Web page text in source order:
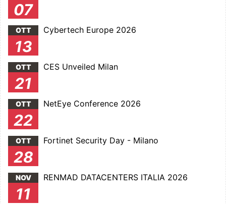
07
OTT
13
Cybertech Europe 2026
OTT
21
CES Unveiled Milan
OTT
22
NetEye Conference 2026
OTT
28
Fortinet Security Day - Milano
NOV
11
RENMAD DATACENTERS ITALIA 2026